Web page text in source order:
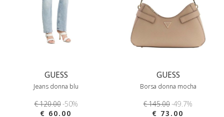
GUESS
Jeans donna blu
€ 120.00-50%
€ 60.00
GUESS
Borsa donna mocha
€ 145.00-49.7%
€ 73.00